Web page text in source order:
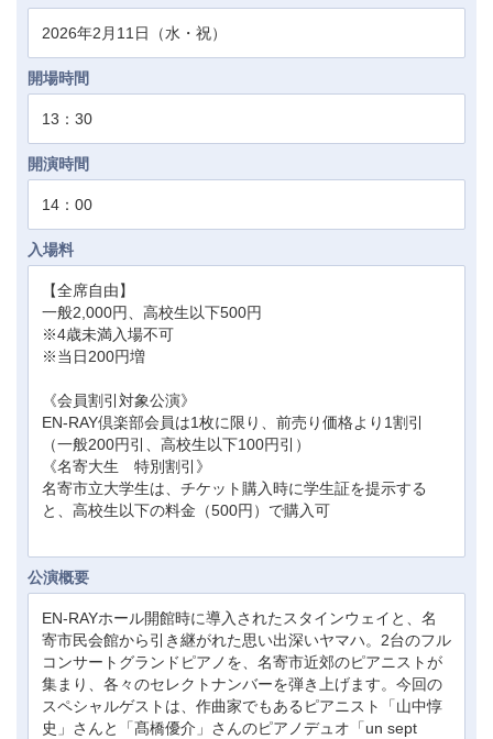
2026年2月11日（水・祝）
開場時間
13：30
開演時間
14：00
入場料
【全席自由】
一般2,000円、高校生以下500円
※4歳未満入場不可
※当日200円増
《会員割引対象公演》
EN-RAY倶楽部会員は1枚に限り、前売り価格より1割引
（一般200円引、高校生以下100円引）
《名寄大生 特別割引》
名寄市立大学生は、チケット購入時に学生証を提示する
と、高校生以下の料金（500円）で購入可
公演概要
EN-RAYホール開館時に導入されたスタインウェイと、名
寄市民会館から引き継がれた思い出深いヤマハ。2台のフル
コンサートグランドピアノを、名寄市近郊のピアニストが
集まり、各々のセレクトナンバーを弾き上げます。今回の
スペシャルゲストは、作曲家でもあるピアニスト「山中惇
史」さんと「髙橋優介」さんのピアノデュオ「un sept